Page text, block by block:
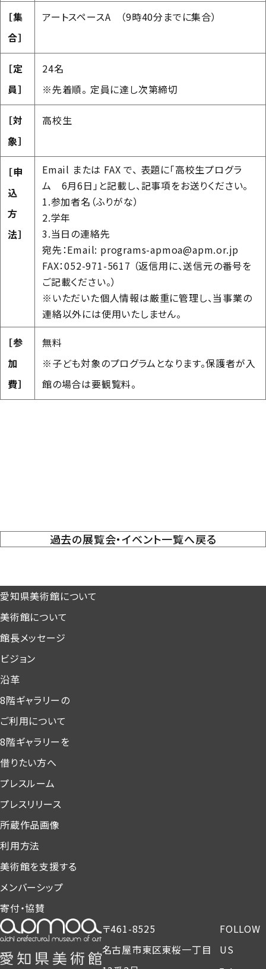
［集
合］
アートスペースA （9時40分までに集合）
［定
員］
24名
※先着順。 定員に達し次第締切
［対
象］
高校生
［申
込
方
法］
Email または FAX で、 表題に「高校生プログラ
ム 6月6日」と記載し、記事項をお送りください。
1.参加者名（ふりがな）
2.学年
3.当日の連絡先
宛先：Email: programs-apmoa@apm.or.jp
FAX：052-971-5617 （返信用に、送信元の番号を
ご記載ください。）
※いただいた個人情報は厳重に管理し、当事業の
連絡以外には使用いたしません。
［参
加
費］
無料
※子ども対象のプログラムとなります。保護者が入
館の場合は要観覧料。
過去の展覧会・イベント一覧へ戻る
愛知県美術館について
美術館について
館長メッセージ
ビジョン
沿革
8階ギャラリーの
ご利用について
8階ギャラリーを
借りたい方へ
プレスルーム
プレスリリース
所蔵作品画像
利用方法
美術館を支援する
メンバーシップ
寄付・協賛
〒461-8525
名古屋市東区東桜一丁目
FOLLOW
US